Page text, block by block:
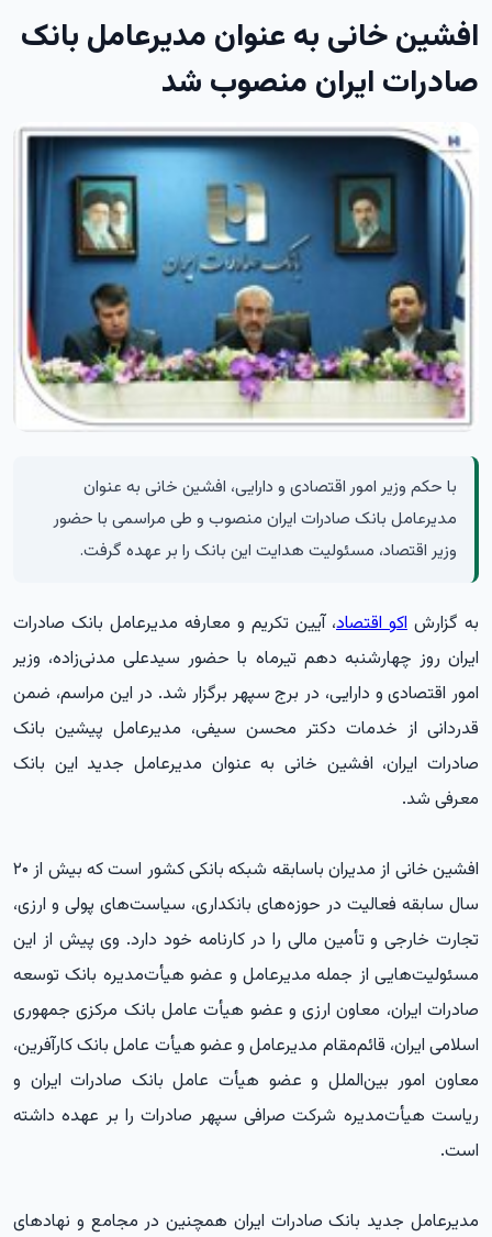
افشین خانی به عنوان مدیرعامل بانک
صادرات ایران منصوب شد
با حکم وزیر امور اقتصادی و دارایی، افشین خانی به عنوان
مدیرعامل بانک صادرات ایران منصوب و طی مراسمی با حضور
وزیر اقتصاد، مسئولیت هدایت این بانک را بر عهده گرفت.
به گزارش اکو اقتصاد، آیین تکریم و معارفه مدیرعامل بانک صادرات
ایران روز چهارشنبه دهم تیرماه با حضور سیدعلی مدنی‌زاده، وزیر
امور اقتصادی و دارایی، در برج سپهر برگزار شد. در این مراسم، ضمن
قدردانی از خدمات دکتر محسن سیفی، مدیرعامل پیشین بانک
صادرات ایران، افشین خانی به عنوان مدیرعامل جدید این بانک
معرفی شد.
افشین خانی از مدیران باسابقه شبکه بانکی کشور است که بیش از ۲۰
سال سابقه فعالیت در حوزه‌های بانکداری، سیاست‌های پولی و ارزی،
تجارت خارجی و تأمین مالی را در کارنامه خود دارد. وی پیش از این
مسئولیت‌هایی از جمله مدیرعامل و عضو هیأت‌مدیره بانک توسعه
صادرات ایران، معاون ارزی و عضو هیأت عامل بانک مرکزی جمهوری
اسلامی ایران، قائم‌مقام مدیرعامل و عضو هیأت عامل بانک کارآفرین،
معاون امور بین‌الملل و عضو هیأت عامل بانک صادرات ایران و
ریاست هیأت‌مدیره شرکت صرافی سپهر صادرات را بر عهده داشته
است.
مدیرعامل جدید بانک صادرات ایران همچنین در مجامع و نهادهای